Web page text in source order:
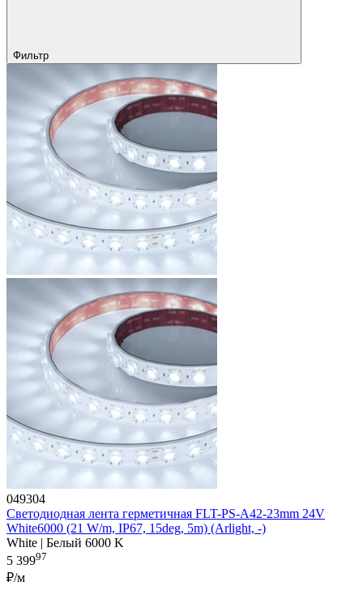
Фильтр
049304
Светодиодная лента герметичная FLT-PS-A42-23mm 24V
White6000 (21 W/m, IP67, 15deg, 5m) (Arlight, -)
White | Белый 6000 K
5 39997
₽/м